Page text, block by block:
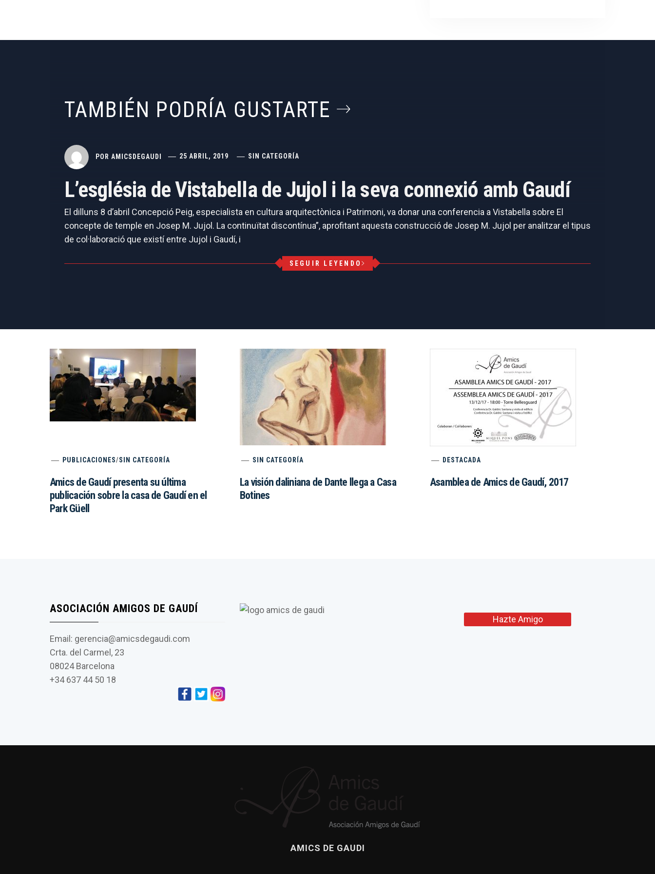
TAMBIÉN PODRÍA GUSTARTE
POR AMICSDEGAUDI 25 ABRIL, 2019 SIN CATEGORÍA
L’església de Vistabella de Jujol i la seva connexió amb Gaudí
El dilluns 8 d’abril Concepció Peig, especialista en cultura arquitectònica i Patrimoni, va donar una conferencia a Vistabella sobre El
concepte de temple en Josep M. Jujol. La continuïtat discontínua”, aprofitant aquesta construcció de Josep M. Jujol per analitzar el tipus
de col·laboració que existí entre Jujol i Gaudí, i
SEGUIR LEYENDO
PUBLICACIONES/SIN CATEGORÍA
Amics de Gaudí presenta su última
publicación sobre la casa de Gaudí en el
Park Güell
SIN CATEGORÍA
La visión daliniana de Dante llega a Casa
Botines
DESTACADA
Asamblea de Amics de Gaudí, 2017
ASOCIACIÓN AMIGOS DE GAUDÍ
Email: gerencia@amicsdegaudi.com
Crta. del Carmel, 23
08024 Barcelona
+34 637 44 50 18
Hazte Amigo
AMICS DE GAUDI
Asamblea de Amics de Gaudí, 2017